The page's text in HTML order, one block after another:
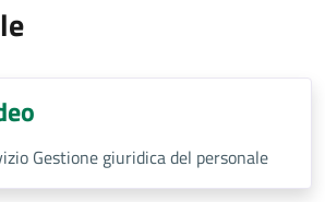
Gestione giuridica del personale